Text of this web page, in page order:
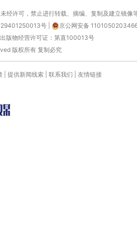
许可，禁止进行转载、摘编、复制及建立镜像
号
京公网安备
出版物经营许可证：第直100013号
版权所有 复制必究
提供新闻线索 联系我们 友情链接